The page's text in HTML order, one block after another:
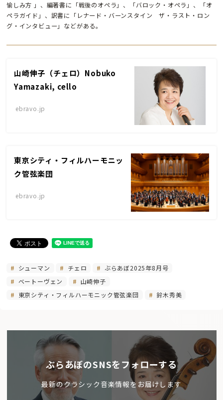
愉しみ方 」、編著書に「戦後のオペラ」、「バロック・オペラ」、「オ
ペラガイド」、訳書に「レナード・バーンスタイン ザ・ラスト・ロン
グ・インタビュー」などがある。
山崎伸子（チェロ）Nobuko
Yamazaki, cello
ebravo.jp
東京シティ・フィルハーモニッ
ク管弦楽団
ebravo.jp
シューマン チェロ
ぶらあぼ2025年8月号
ベートーヴェン
山崎伸子
東京シティ・フィルハーモニック管弦楽団
鈴木秀美
ぶらあぼのSNSをフォローする
最新のクラシック音楽情報をお届けします